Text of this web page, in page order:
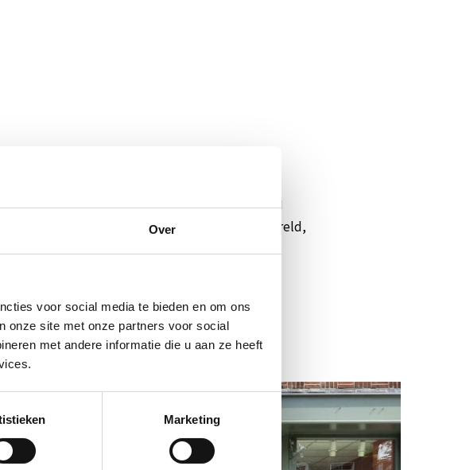
Over
voor social media te bieden en om ons
onze site met onze partners voor social
met andere informatie die u aan ze heeft
Marketing
Daarvoor moet je zeker een kijkje nemen bij
collectie lampen vanuit alle hoeken van de wereld,
klassiekers, een lampenparadijs voor